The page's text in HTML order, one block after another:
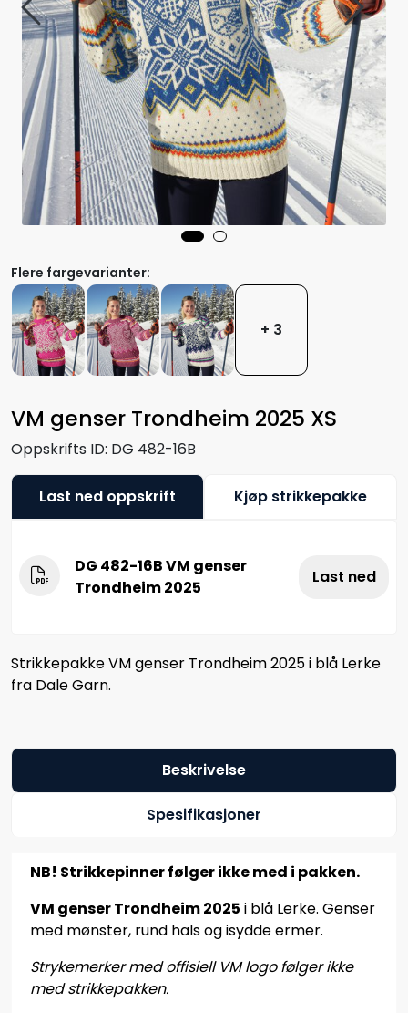
VM genser Trondheim 2025 XS
Oppskrifts ID: DG 482-16B
Flere fargevarianter:
+ 3
Last ned oppskrift Kjøp strikkepakke
DG 482-16B VM genser
Trondheim 2025
Last ned
Strikkepakke VM genser Trondheim 2025 i blå Lerke
fra Dale Garn.
Beskrivelse
Spesifikasjoner
NB! Strikkepinner følger ikke med i pakken.
VM genser Trondheim 2025 i blå Lerke. Genser
med mønster, rund hals og isydde ermer.
Strykemerker med offisiell VM logo følger ikke
med strikkepakken.